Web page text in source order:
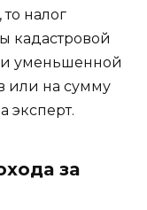
налог
кадастровой
и уменьшенной
или на сумму
эксперт.
за